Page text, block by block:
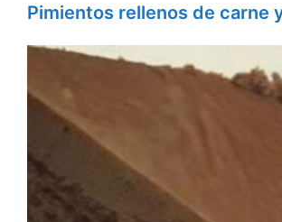
Pimientos rellenos de carne